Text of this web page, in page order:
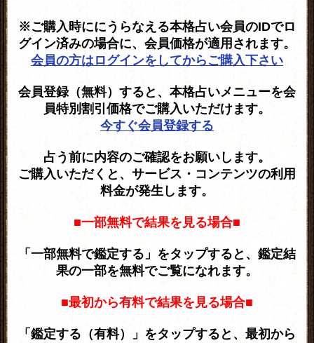
※ご購入時ににうらなえる本格占い会員のIDでロ
グイン済みの場合に、会員価格が適用されます。
会員の方はログインをしてからご購入下さい
会員登録（無料）すると、本格占いメニューを会
員特別割引価格でご購入いただけます。
今すぐ会員登録する
占う前に内容のご確認をお願いします。
ご購入いただくと、サービス・コンテンツの利用
料金が発生します。
■一部無料で結果を見る場合■
「一部無料で鑑定する」をタップすると、鑑定結
果の一部を無料でご覧になれます。
■最初から有料で結果を見る場合■
「鑑定する（有料）」をタップすると、最初から